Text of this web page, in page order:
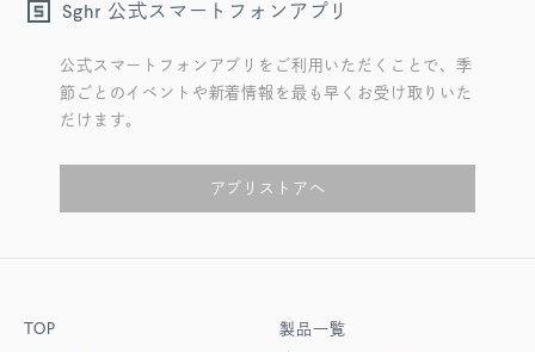
Sghr 公式スマートフォンアプリ
公式スマートフォンアプリをご利用いただくことで、季
節ごとのイベントや新着情報を最も早くお受け取りいた
だけます。
アプリストアへ
TOP
製品一覧